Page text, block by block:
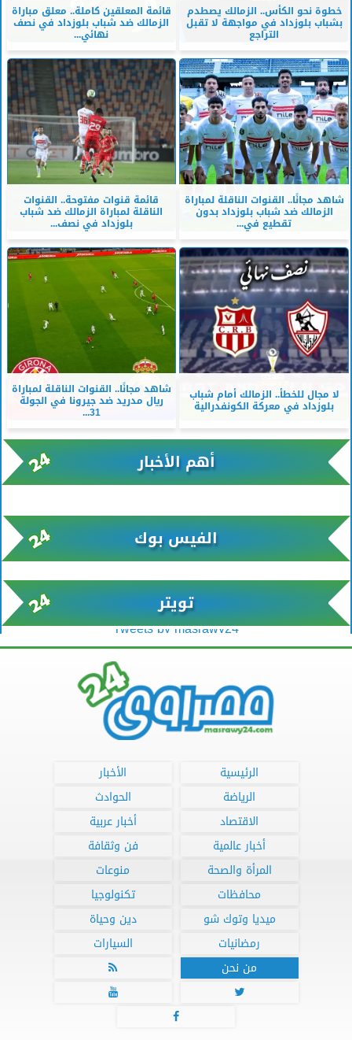
خطوة نحو الكأس.. الزمالك يصطدم
بشباب بلوزداد في مواجهة لا تقبل
التراجع
قائمة المعلقين كاملة.. معلق مباراة
الزمالك ضد شباب بلوزداد في نصف
نهائي...
شاهد مجانًا.. القنوات الناقلة لمباراة
الزمالك ضد شباب بلوزداد بدون
تقطيع في...
قائمة قنوات مفتوحة.. القنوات
الناقلة لمباراة الزمالك ضد شباب
بلوزداد في نصف...
لا مجال للخطأ.. الزمالك أمام شباب
بلوزداد في معركة الكونفدرالية
شاهد مجانًا.. القنوات الناقلة لمباراة
ريال مدريد ضد جيرونا في الجولة
31...
أهم الأخبار
الفيس بوك
تويتر
Tweets by masrawy24
الرئيسية
الأخبار
الرياضة
الحوادث
الاقتصاد
أخبار عربية
أخبار عالمية
فن وثقافة
المرأة والصحة
منوعات
محافظات
تكنولوجيا
ميديا وتوك شو
دين وحياة
رمضانيات
السيارات
من نحن



